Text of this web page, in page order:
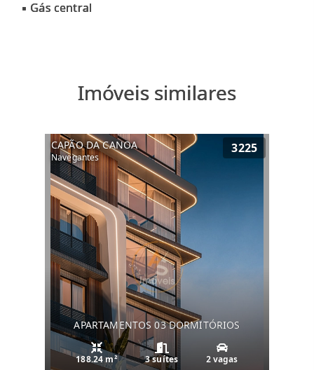
Imóveis similares
CAPÃO DA CANOA
Navegantes
3225
APARTAMENTOS 03 DORMITÓRIOS
188.24 m² 3 suítes 2 vagas